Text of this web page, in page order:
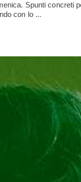
Spunti concreti
con lo ...